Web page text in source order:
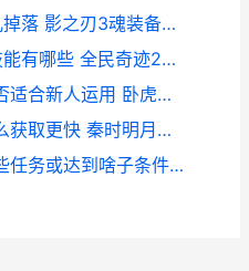
影之刃3魂的装备在哪里儿掉落 影之刃3魂装备攻略
全民奇迹2战士可运用的技能有哪些 全民奇迹2战士四转攻略
卧虎藏龙天龙帮派技能是否适合新人运用 卧虎藏龙天宇端
秦时明月手机游戏装备怎么获取更快 秦时明月手游 下载
全民奇迹侍女需要完成哪些任务或达到啥子条件 全民奇迹任务几点刷新